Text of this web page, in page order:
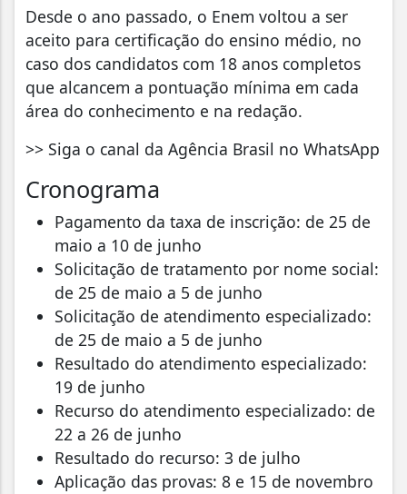
Desde o ano passado, o Enem voltou a ser
aceito para certificação do ensino médio, no
caso dos candidatos com 18 anos completos
que alcancem a pontuação mínima em cada
área do conhecimento e na redação.
>> Siga o canal da Agência Brasil no WhatsApp
Cronograma
Pagamento da taxa de inscrição: de 25 de
maio a 10 de junho
Solicitação de tratamento por nome social:
de 25 de maio a 5 de junho
Solicitação de atendimento especializado:
de 25 de maio a 5 de junho
Resultado do atendimento especializado:
19 de junho
Recurso do atendimento especializado: de
22 a 26 de junho
Resultado do recurso: 3 de julho
Aplicação das provas: 8 e 15 de novembro